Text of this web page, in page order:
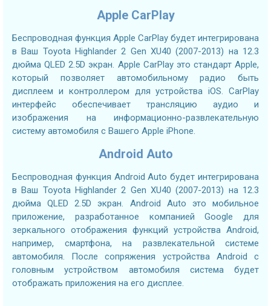
Apple CarPlay
Беспроводная функция Apple CarPlay будет интегрирована
в Ваш Toyota Highlander 2 Gen XU40 (2007-2013) на 12.3
дюйма QLED 2.5D экран. Apple CarPlay это стандарт Apple,
который позволяет автомобильному радио быть
дисплеем и контроллером для устройства iOS. CarPlay
интерфейс обеспечивает трансляцию аудио и
изображения на информационно-развлекательную
систему автомобиля с Вашего Apple iPhone.
Android Auto
Беспроводная функция Android Auto будет интегрирована
в Ваш Toyota Highlander 2 Gen XU40 (2007-2013) на 12.3
дюйма QLED 2.5D экран. Android Auto это мобильное
приложение, разработанное компанией Google для
зеркального отображения функций устройства Android,
например, смартфона, на развлекательной системе
автомобиля. После сопряжения устройства Android с
головным устройством автомобиля система будет
отображать приложения на его дисплее.